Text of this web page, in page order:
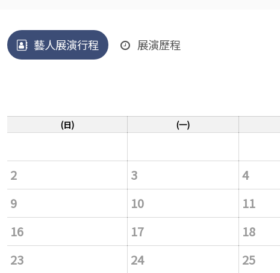
藝人展演行程 展演歷程
(日) (一)
2
3 4
9
10 11
16
17 18
23
24 25